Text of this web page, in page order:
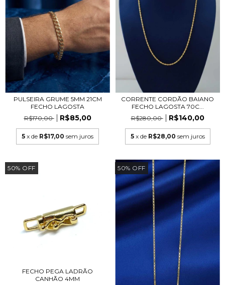
PULSEIRA GRUME 5MM 21CM
FECHO LAGOSTA
R$170,00
R$85,00
5 x de R$17,00 sem juros
CORRENTE CORDÃO BAIANO
FECHO LAGOSTA 70C...
R$280,00
R$140,00
5 x de R$28,00 sem juros
50% OFF
FECHO PEGA LADRÃO
CANHÃO 4MM
50% OFF